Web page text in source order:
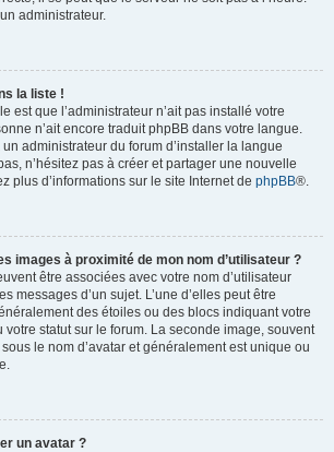
administrateur.
la liste !
est que l’administrateur n’ait pas installé votre
n’ait encore traduit phpBB dans votre langue.
administrateur du forum d’installer la langue
n’hésitez pas à créer et partager une nouvelle
plus d’informations sur le site Internet de phpBB®.
images à proximité de mon nom d’utilisateur ?
être associées avec votre nom d’utilisateur
messages d’un sujet. L’une d’elles peut être
des étoiles ou des blocs indiquant votre
statut sur le forum. La seconde image, souvent
le nom d’avatar et généralement est unique ou
un avatar ?